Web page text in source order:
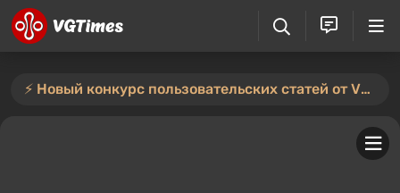
⚡️ Новый конкурс пользовательских статей от VGTimes — участвуйте тут ⚡️